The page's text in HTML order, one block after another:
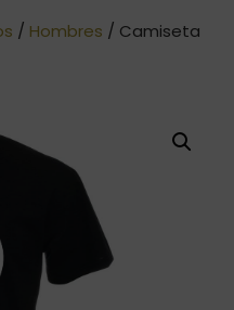
/ Hombres / Camiseta